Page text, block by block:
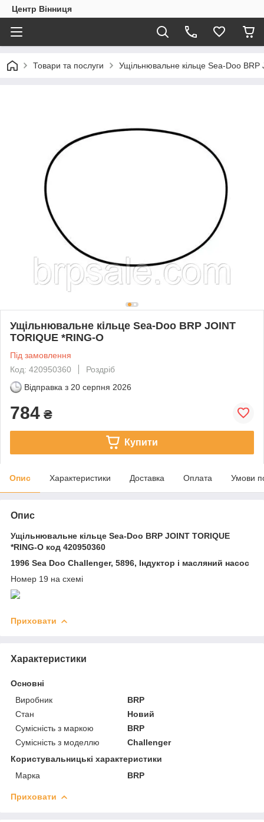
Центр Вінниця
Товари та послуги Ущільнювальне кільце Sea-Doo
Ущільнювальне кільце Sea-Doo BRP JOINT
TORIQUE *RING-O
Під замовлення
Код: 420950360
Роздріб
Відправка з 20 серпня 2026
784 ₴
Купити
Опис Характеристики Доставка Оплата Умови
Опис
Ущільнювальне кільце Sea-Doo BRP JOINT TORIQUE
*RING-O код 420950360
1996 Sea Doo Challenger, 5896, Індуктор і масляний насос
Номер 19 на схемі
Приховати
Характеристики
Основні
Виробник
BRP
Стан
Новий
Сумісність з маркою
BRP
Сумісність з моделлю
Challenger
Користувальницькі характеристики
Марка
BRP
Приховати